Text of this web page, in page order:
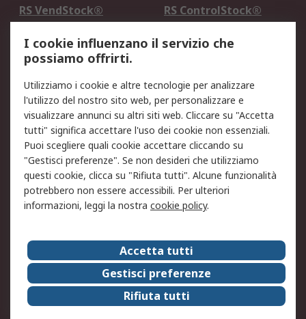
RS VendStock®
RS ControlStock®
Legale
Informativa Cookie
Informativa Privacy -
Aggiornata
Email Security
Termini d'uso
Condizioni di vendita
Condizioni generali di
servizio
Etica e responsabilità
Chi Siamo
Chi Siamo
Contattaci
Supporto
ESG
Carriere
RS Group
Press Centre
Discovery: il Blog di RS
I cookie influenzano il servizio che
possiamo offrirti.
Utilizziamo i cookie e altre tecnologie per analizzare
l'utilizzo del nostro sito web, per personalizzare e
visualizzare annunci su altri siti web. Cliccare su "Accetta
tutti" significa accettare l'uso dei cookie non essenziali.
Puoi scegliere quali cookie accettare cliccando su
"Gestisci preferenze". Se non desideri che utilizziamo
questi cookie, clicca su "Rifiuta tutti". Alcune funzionalità
potrebbero non essere accessibili. Per ulteriori
informazioni, leggi la nostra cookie policy.
Accetta tutti
Gestisci preferenze
Rifiuta tutti